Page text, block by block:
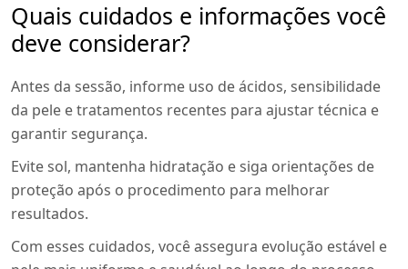
Quais cuidados e informações você
deve considerar?
Antes da sessão, informe uso de ácidos, sensibilidade
da pele e tratamentos recentes para ajustar técnica e
garantir segurança.
Evite sol, mantenha hidratação e siga orientações de
proteção após o procedimento para melhorar
resultados.
Com esses cuidados, você assegura evolução estável e